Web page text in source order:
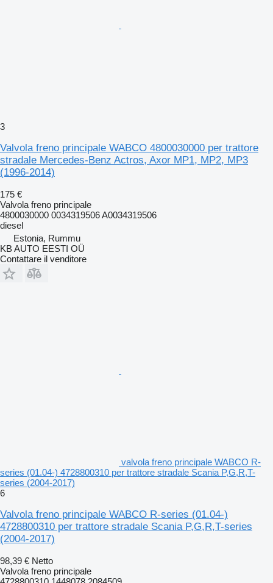
3
Valvola freno principale WABCO 4800030000 per trattore
stradale Mercedes-Benz Actros, Axor MP1, MP2, MP3
(1996-2014)
175 €
Valvola freno principale
4800030000 0034319506 A0034319506
diesel
Estonia, Rummu
KB AUTO EESTI OÜ
Contattare il venditore
valvola freno principale WABCO R-
series (01.04-) 4728800310 per trattore stradale Scania P,G,R,T-
series (2004-2017)
6
Valvola freno principale WABCO R-series (01.04-)
4728800310 per trattore stradale Scania P,G,R,T-series
(2004-2017)
98,39 € Netto
Valvola freno principale